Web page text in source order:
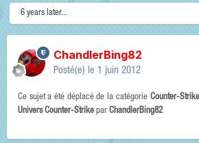
6 years later...
ChandlerBing82
Posté(e) le 1 juin 2012
Ce sujet a été déplacé de la catégorie Counter-
Univers Counter-Strike par ChandlerBing82